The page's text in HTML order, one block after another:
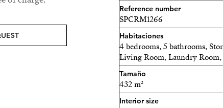
vistas al mar, pista de
una estupenda zona de
también al fresco.
Esta propiedad lo tiene
propietario que llene la
Póngase en contacto con
esta increíble casa que
Reference number
SPCRM1266
Habitaciones
4 bedrooms, 5 bathrooms,
Living Room, Laundry Room,
Tamaño
432 m²
Interior size